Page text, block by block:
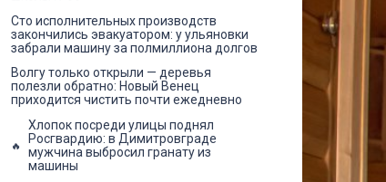
Сто исполнительных производств
закончились эвакуатором: у ульяновки
забрали машину за полмиллиона долгов
Волгу только открыли — деревья
полезли обратно: Новый Венец
приходится чистить почти ежедневно
Хлопок посреди улицы поднял
Росгвардию: в Димитровграде
мужчина выбросил гранату из
машины